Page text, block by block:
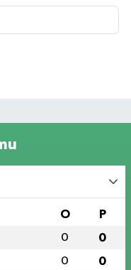
O P
0 0
0 0